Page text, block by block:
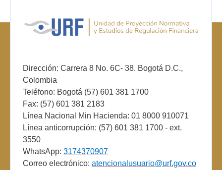
Dirección: Carrera 8 No. 6C- 38. Bogotá D.C.,
Colombia
Teléfono: Bogotá (57) 601 381 1700
Fax: (57) 601 381 2183
Línea Nacional Min Hacienda: 01 8000 910071
Línea anticorrupción: (57) 601 381 1700 - ext.
3550
WhatsApp: 3174370907
Correo electrónico: atencionalusuario@urf.gov.co